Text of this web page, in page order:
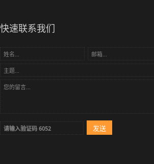
快速联系我们